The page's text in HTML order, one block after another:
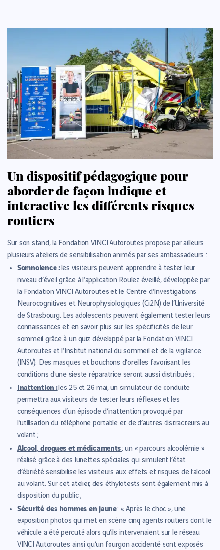
Un dispositif pédagogique pour
aborder de façon ludique et
interactive les différents risques
routiers
Sur son stand, la Fondation VINCI Autoroutes propose par ailleurs
plusieurs ateliers de sensibilisation animés par ses ambassadeurs :
Somnolence :les visiteurs peuvent apprendre à tester leur
niveau d’éveil grâce à l’application Roulez éveillé, développée par
la Fondation VINCI Autoroutes et le Centre d’Investigations
Neurocognitives et Neurophysiologiques (Ci2N) de l’Université
de Strasbourg. Les adolescents peuvent également tester leurs
connaissances et en savoir plus sur les spécificités de leur
sommeil grâce à un quiz développé par la Fondation VINCI
Autoroutes et l’Institut national du sommeil et de la vigilance
(INSV). Des masques et bouchons d’oreilles favorisant les
conditions d’une sieste réparatrice seront aussi distribués ;
Inattention :les 25 et 26 mai, un simulateur de conduite
permettra aux visiteurs de tester leurs réflexes et les
conséquences d’un épisode d’inattention provoqué par
l’utilisation du téléphone portable et de d’autres distracteurs au
volant ;
Alcool, drogues et médicaments: un « parcours alcoolémie »
réalisé grâce à des lunettes spéciales qui simulent l’état
d’ébriété sensibilise les visiteurs aux effets et risques de l’alcool
au volant. Sur cet atelier, des éthylotests sont également mis à
disposition du public ;
Sécurité des hommes en jaune: « Après le choc », une
exposition photos qui met en scène cinq agents routiers dont le
véhicule a été percuté alors qu’ils intervenaient sur le réseau
VINCI Autoroutes ainsi qu’un fourgon accidenté sont exposés